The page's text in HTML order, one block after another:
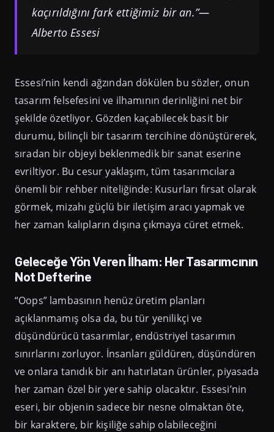
kaçırıldığını fark ettiğimiz bir an.”—
Alberto Essesi
Essesi’nin kendi ağzından dökülen bu sözler, onun
tasarım felsefesini ve ilhamının derinliğini net bir
şekilde özetliyor. Gözden kaçabilecek basit bir
durumu, bilinçli bir tasarım tercihine dönüştürerek,
sıradan bir objeyi beklenmedik bir sanat eserine
evriltiyor. Bu cesur yaklaşım, tüm tasarımcılara
önemli bir rehber niteliğinde: Kusurları fırsat olarak
görmek, mizahı güçlü bir iletişim aracı yapmak ve
her zaman kalıpların dışına çıkmaya cüret etmek.
Geleceğe Yön Veren İlham: Her Tasarımcının
Not Defterine
“Oops” lambasının henüz üretim planları
açıklanmamış olsa da, bu tür yenilikçi ve
düşündürücü tasarımlar, endüstriyel tasarımın
sınırlarını zorluyor. İnsanları güldüren, düşündüren
ve onlara tanıdık bir anı hatırlatan ürünler, piyasada
her zaman özel bir yere sahip olacaktır. Essesi’nin
eseri, bir objenin sadece bir nesne olmaktan öte,
bir karaktere, bir kişiliğe sahip olabileceğini